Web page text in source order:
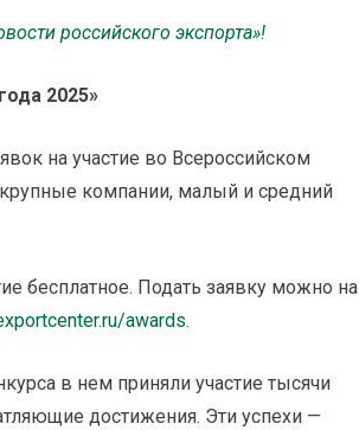
российского экспорта»!
2025»
на участие во Всероссийском
крупные компании, малый и средний
бесплатное. Подать заявку можно на
awards.
в нем приняли участие тысячи
достижения. Эти успехи —